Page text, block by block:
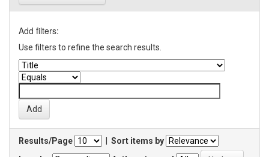
Add filters:
Use filters to refine the search results.
Results/Page
Sort items by